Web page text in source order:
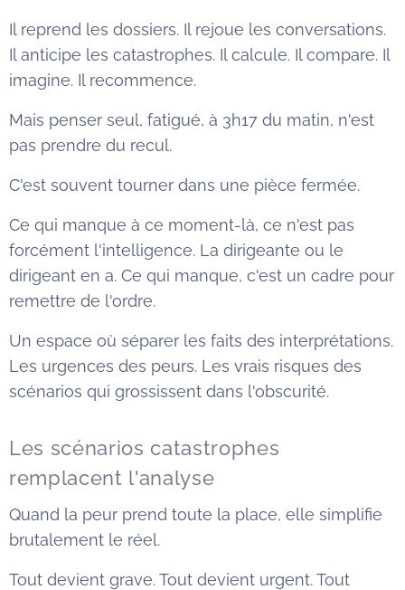
Il reprend les dossiers. Il rejoue les conversations.
Il anticipe les catastrophes. Il calcule. Il compare. Il
imagine. Il recommence.
Mais penser seul, fatigué, à 3h17 du matin, n'est
pas prendre du recul.
C'est souvent tourner dans une pièce fermée.
Ce qui manque à ce moment-là, ce n'est pas
forcément l'intelligence. La dirigeante ou le
dirigeant en a. Ce qui manque, c'est un cadre pour
remettre de l'ordre.
Un espace où séparer les faits des interprétations.
Les urgences des peurs. Les vrais risques des
scénarios qui grossissent dans l'obscurité.
Les scénarios catastrophes
remplacent l'analyse
Quand la peur prend toute la place, elle simplifie
brutalement le réel.
Tout devient grave. Tout devient urgent. Tout